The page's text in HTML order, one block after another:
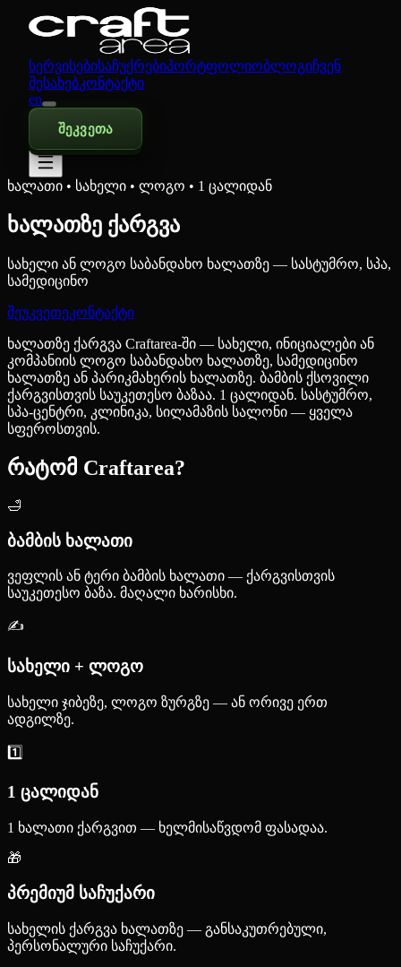
სერვისებისაჩუქრებიპორტფოლიობლოგიჩვენ
შესახებკონტაქტი
en
შეკვეთა
ხალათი • სახელი • ლოგო • 1 ცალიდან
ხალათზე ქარგვა
სახელი ან ლოგო საბანდახო ხალათზე — სასტუმრო, სპა,
სამედიცინო
შეუკვეთეკონტაქტი
ხალათზე ქარგვა Craftarea-ში — სახელი, ინიციალები ან
კომპანიის ლოგო საბანდახო ხალათზე, სამედიცინო
ხალათზე ან პარიკმახერის ხალათზე. ბამბის ქსოვილი
ქარგვისთვის საუკეთესო ბაზაა. 1 ცალიდან. სასტუმრო,
სპა-ცენტრი, კლინიკა, სილამაზის სალონი — ყველა
სფეროსთვის.
რატომ Craftarea?
🛁
ბამბის ხალათი
ვეფლის ან ტერი ბამბის ხალათი — ქარგვისთვის
საუკეთესო ბაზა. მაღალი ხარისხი.
✍️
სახელი + ლოგო
სახელი ჯიბეზე, ლოგო ზურგზე — ან ორივე ერთ
ადგილზე.
1️⃣
1 ცალიდან
1 ხალათი ქარგვით — ხელმისაწვდომ ფასადაა.
🎁
პრემიუმ საჩუქარი
სახელის ქარგვა ხალათზე — განსაკუთრებული,
პერსონალური საჩუქარი.